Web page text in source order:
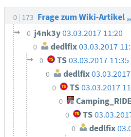
0 173 Frage zum Wiki-Artikel
0 j4nk3y03.03.2017 11:20
0 dedlfix 03.03.2017
0 TS03.03.2017 11:35
0 dedlfix
0 TS03.03.2017
0
0 TS
0 dedlfix